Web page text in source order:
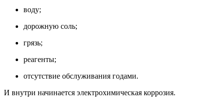
воду;
дорожную соль;
грязь;
реагенты;
отсутствие обслуживания годами.
И внутри начинается электрохимическая коррозия.